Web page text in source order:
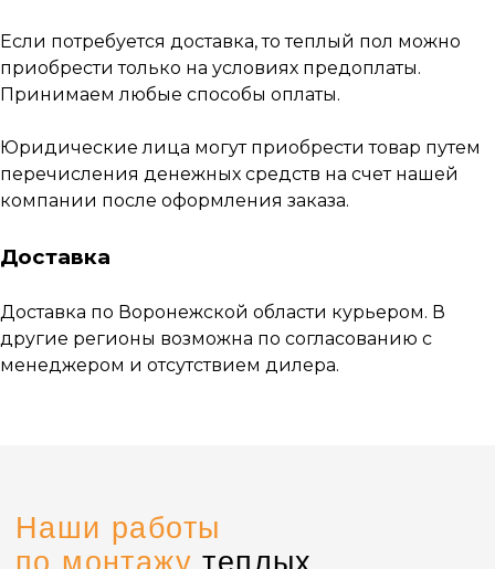
Если потребуется доставка, то теплый пол можно
приобрести только на условиях предоплаты.
Принимаем любые способы оплаты.
Юридические лица могут приобрести товар путем
перечисления денежных средств на счет нашей
компании после оформления заказа.
Доставка
Доставка по Воронежской области курьером. В
другие регионы возможна по согласованию с
менеджером и отсутствием дилера.
Каталог
Объекты и отзывы
О компании
Электро-водяной теплый пол XL PIPE
Пленочные теплые полы
Кабельные теплые полы
Терморегуляторы
Стержневой теплый пол
Заказать звонок